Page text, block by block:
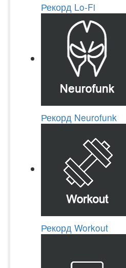
Рекорд Lo-Fi
Рекорд Neurofunk
Рекорд Workout